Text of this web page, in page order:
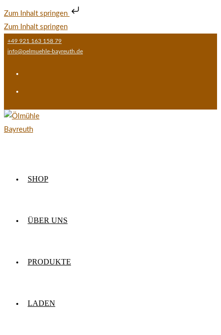
Zum Inhalt springen
Zum Inhalt springen
+49 921 163 158 79
info@oelmuehle-bayreuth.de
SHOP
ÜBER UNS
PRODUKTE
LADEN